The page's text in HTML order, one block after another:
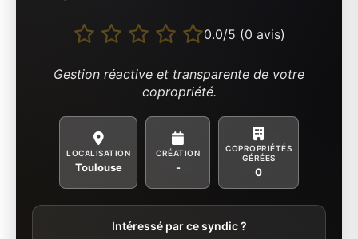
0.0/5 (0 avis)
Gestion réactive et transparente de votre
copropriété.
LOCALISATION
Toulouse
CRÉATION
-
COPROPRIÉTÉS
GÉRÉES
0
Intéressé par ce syndic ?